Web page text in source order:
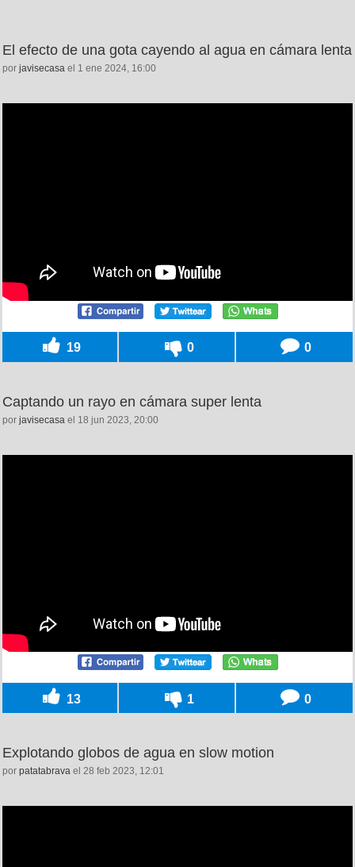
El efecto de una gota cayendo al agua en cámara lenta
por javisecasa el 1 ene 2024, 16:00
19 0 0
Captando un rayo en cámara super lenta
por javisecasa el 18 jun 2023, 20:00
13 1 0
Explotando globos de agua en slow motion
por patatabrava el 28 feb 2023, 12:01